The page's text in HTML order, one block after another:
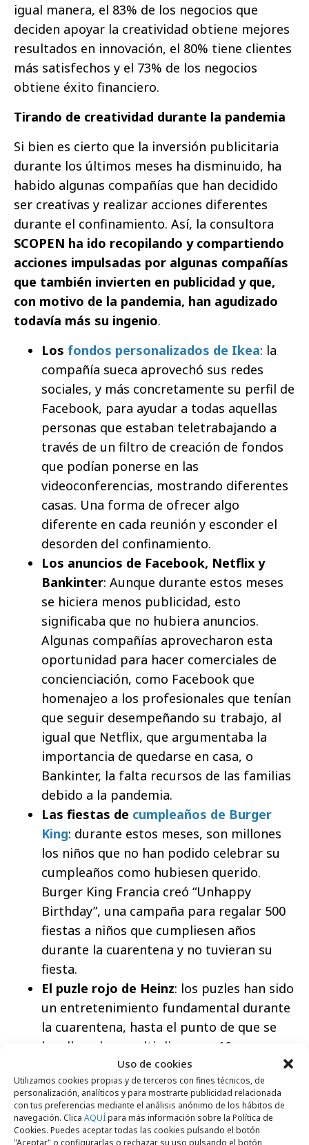
Uso de cookies
Utilizamos cookies propias y de terceros con fines técnicos, de
personalización, analíticos y para mostrarte publicidad relacionada
con tus preferencias mediante el análisis anónimo de los hábitos de
navegación. Clica AQUÍpara más información sobre la Política de
Cookies. Puedes aceptar todas las cookies pulsando el botón
"Aceptar" o configurarlas o rechazar su uso pulsando el botón
igual manera, el 83% de los negocios que
deciden apoyar la creatividad obtiene mejores
resultados en innovación, el 80% tiene clientes
más satisfechos y el 73% de los negocios
obtiene éxito financiero.
Tirando de creatividad durante la pandemia
Si bien es cierto que la inversión publicitaria
durante los últimos meses ha disminuido, ha
habido algunas compañías que han decidido
ser creativas y realizar acciones diferentes
durante el confinamiento. Así, la consultora
SCOPEN ha ido recopilando y compartiendo
acciones impulsadas por algunas compañías
que también invierten en publicidad y que,
con motivo de la pandemia, han agudizado
todavía más su ingenio.
Los fondos personalizados de Ikea: la
compañía sueca aprovechó sus redes
sociales, y más concretamente su perfil de
Facebook, para ayudar a todas aquellas
personas que estaban teletrabajando a
través de un filtro de creación de fondos
que podían ponerse en las
videoconferencias, mostrando diferentes
casas. Una forma de ofrecer algo
diferente en cada reunión y esconder el
desorden del confinamiento.
Los anuncios de Facebook, Netflix y
Bankinter: Aunque durante estos meses
se hiciera menos publicidad, esto
significaba que no hubiera anuncios.
Algunas compañías aprovecharon esta
oportunidad para hacer comerciales de
concienciación, como Facebook que
homenajeo a los profesionales que tenían
que seguir desempeñando su trabajo, al
igual que Netflix, que argumentaba la
importancia de quedarse en casa, o
Bankinter, la falta recursos de las familias
debido a la pandemia.
Las fiestas de cumpleaños de Burger
King: durante estos meses, son millones
los niños que no han podido celebrar su
cumpleaños como hubiesen querido.
Burger King Francia creó “Unhappy
Birthday”, una campaña para regalar 500
fiestas a niños que cumpliesen años
durante la cuarentena y no tuvieran su
fiesta.
El puzle rojo de Heinz: los puzles han sido
un entretenimiento fundamental durante
la cuarentena, hasta el punto de que se
han llegado a multiplicar por 10 sus
ventas. Por eso, con el objetivo de aliviar
la estancia en casa e incentivar las
relaciones personales, Heinz creó 57
rompecabezas limitados para regalar a 57